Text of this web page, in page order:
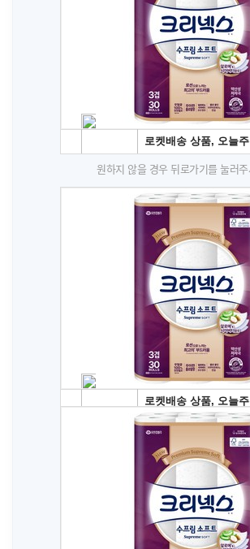
원하지 않을 경우 뒤로가기를 눌러